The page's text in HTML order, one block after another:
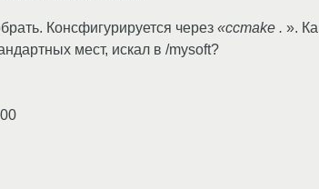
Консфигурируется через «ccmake . ».
мест, искал в /mysoft?